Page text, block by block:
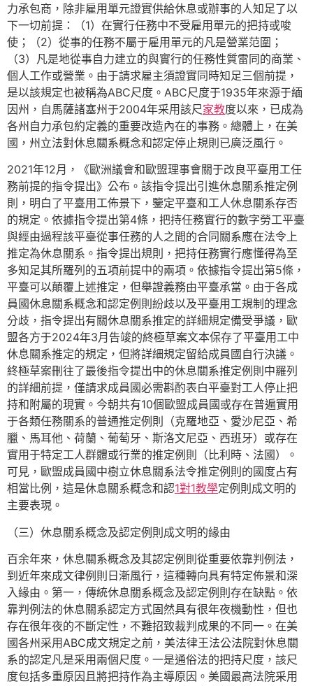
力承包商，除非雇用單元證實供給休息或辦事的人知足了以
下一切前提：（1）在實行任務中不受雇用單元的把持或唆
使；（2）從事的任務不屬于雇用單元的凡是營業范圍；
（3）凡是地從事自力建立的與實行的任務性質雷同的商業、
個人工作或營業。由于請求雇主須證實同時知足三個前提，
是以該規定也被稱為ABC尺度。ABC尺度于1935年來源于緬
因州，自馬薩諸塞州于2004年采用該尺家教度以來，已成為
各州自力承包約定義的重要改造內在的事務。總體上，在美
國，州立法對休息關系概念和認定停止規則已廣泛風行。
2021年12月，《歐洲議會和歐盟理事會關于改良平臺用工任
務前提的指令提出》公布。該指令提出引進休息關系推定例
則，明白了平臺用工佈景下，鑒定平臺和工人休息關系存否
的規定。依據指令提出第4條，把持任務實行的數字勞工平臺
與經由過程該平臺從事任務的人之間的合同關系應在法令上
推定為休息關系。指令提出規則，把持任務實行應懂得為至
多知足其所羅列的五項前提中的兩項。依據指令提出第5條，
平臺可以顛覆上述推定，但舉證義務由平臺承當。由于各成
員國休息關系概念和認定例則紛歧以及平臺用工規制的理念
分歧，指令提出有關休息關系推定的詳細規定備受爭議，歐
盟各方于2024年3月告竣的終極草案文本保存了平臺用工中
休息關系推定的規定，但將詳細規定留給成員國自行決議。
終極草案刪往了最後指令提出中的休息關系推定例則中羅列
的詳細前提，僅請求成員國必需斟酌表白平臺對工人停止把
持和附屬的現實。今朝共有10個歐盟成員國或存在普遍實用
于各類任務關系的普通推定例則（克羅地亞、愛沙尼亞、希
臘、馬耳他、荷蘭、葡萄牙、斯洛文尼亞、西班牙）或存在
實用于特定工人群體或行業的推定例則（比利時、法國）。
可見，歐盟成員國中樹立休息關系法令推定例則的國度占有
相當比例，這是休息關系概念和認1對1教學定例則成文明的
主要表現。
（三）休息關系概念及認定例則成文明的緣由
百余年來，休息關系概念及其認定例則從重要依靠判例法，
到近年來成文律例則日漸風行，這種轉向具有特定佈景和深
入緣由。第一，傳統休息關系概念及認定例則存在缺點。依
靠判例法的休息關系認定方式固然具有很年夜機動性，但也
存在很年夜的不斷定性，不難招致裁判成果的不同一。在美
國各州采用ABC成文規定之前，美法律王法公法院對休息關
系的認定凡是采用兩個尺度。一是通俗法的把持尺度，該尺
度包括多重原因且將把持作為主導原因。美國最高法院采用